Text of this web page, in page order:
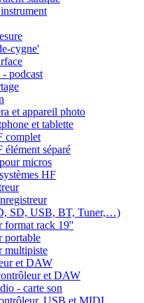
cygne'
podcast
et appareil photo
et tablette
complet
élément séparé
micros
HF
SD, USB, BT, Tuner,…)
format rack 19''
portable
multipiste
et DAW
et DAW
- carte son
USB et MIDI